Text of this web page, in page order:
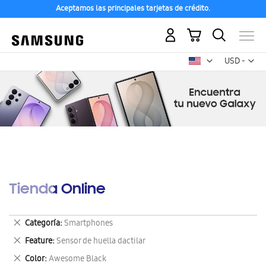
Aceptamos las principales tarjetas de crédito.
USD -
dólar
Mi carrito
Tienda Online
Categoría Smartphones
Eliminar
este
artículo
Feature Sensor de huella dactilar
Eliminar
este
Color Awesome Black
Eliminar